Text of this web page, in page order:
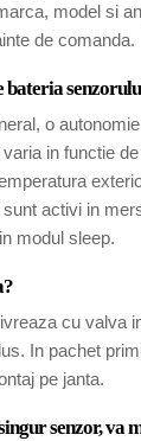
model si
de comanda.
bateria
o
in functie
activi in
modul sleep.
cu valva
In pachet
pe janta.
senzor, va